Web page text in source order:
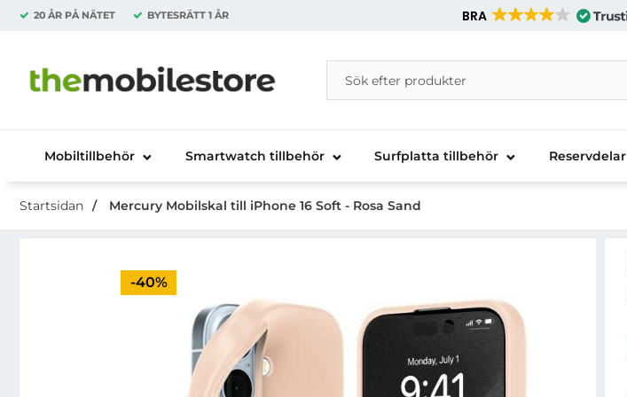
20 ÅR PÅ NÄTET BYTESRÄTT 1 ÅR BRA
Startsidan för Danira Telecom AB
Sök
Sök på Danira Telecom AB
Mobiltillbehör Smartwatch tillbehör Surfplatta tillbehör Reservdelar
Startsidan Mercury Mobilskal till iPhone 16 Soft - Rosa Sand
Priset är nedsatt med
-40%